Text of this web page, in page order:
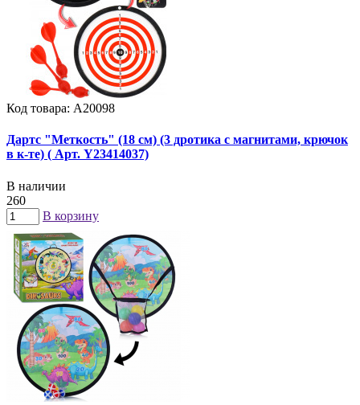
Код товара: А20098
Дартс "Меткость" (18 см) (3 дротика с магнитами, крючок
в к-те) ( Арт. Y23414037)
В наличии
260
В корзину